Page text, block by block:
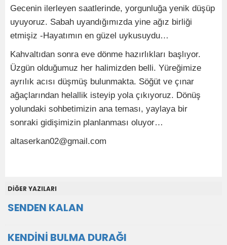
Gecenin ilerleyen saatlerinde, yorgunluğa yenik düşüp
uyuyoruz. Sabah uyandığımızda yine ağız birliği
etmişiz -Hayatımın en güzel uykusuydu…
Kahvaltıdan sonra eve dönme hazırlıkları başlıyor.
Üzgün olduğumuz her halimizden belli. Yüreğimize
ayrılık acısı düşmüş bulunmakta. Söğüt ve çınar
ağaçlarından helallik isteyip yola çıkıyoruz. Dönüş
yolundaki sohbetimizin ana teması, yaylaya bir
sonraki gidişimizin planlanması oluyor…
altaserkan02@gmail.com
DİĞER YAZILARI
SENDEN KALAN
KENDİNİ BULMA DURAĞI